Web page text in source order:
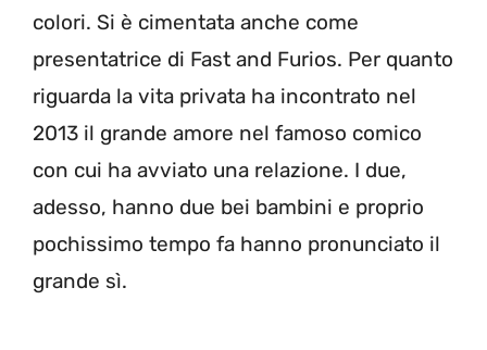
colori. Si è cimentata anche come
presentatrice di Fast and Furios. Per quanto
riguarda la vita privata ha incontrato nel
2013 il grande amore nel famoso comico
con cui ha avviato una relazione. I due,
adesso, hanno due bei bambini e proprio
pochissimo tempo fa hanno pronunciato il
grande sì.